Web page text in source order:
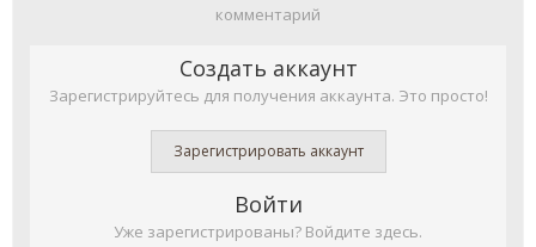
комментарий
Создать аккаунт
Зарегистрируйтесь для получения аккаунта. Это просто!
Зарегистрировать аккаунт
Войти
Уже зарегистрированы? Войдите здесь.